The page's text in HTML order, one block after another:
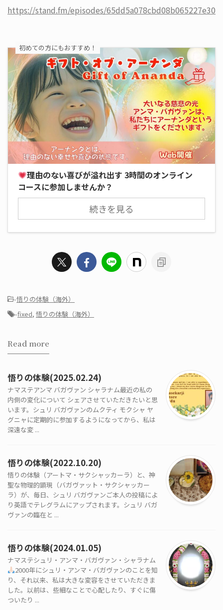
https://stand.fm/episodes/65dd5a078cbd08b065227e30
初めての方にもおすすめ！
理由のない喜びが溢れ出す 3時間のオンライン
コースに参加しませんか？
続きを見る
-悟りの体験（海外）
-fixed, 悟りの体験（海外）
Read more
悟りの体験(2025.02.24)
ナマステアンマ バガヴァン シャラナム最近の私の
内側の変化について シェアさせていただきたいと思
います。シュリ バガヴァンのムクティ モクシャ ヤ
グニャに定期的に参加するようになってから、私は
深遠な変 ...
悟りの体験(2022.10.20)
悟りの体験（アートマ・サクシャッカーラ）と、神
聖な物理的顕現（バガヴァット・サクシャッカー
ラ）が、毎日、シュリ バガヴァンご本人の投稿によ
り英語でテレグラムにアップされます。シュリ バガ
ヴァンの臨在と ...
悟りの体験(2024.01.05)
ナマステシュリ・アンマ・バガヴァン・シャラナム
2000年にシュリ・アンマ・バガヴァンのことを知
り、それ以来、私は大きな変容をさせていただきま
した。以前は、些細なことで心配したり、すぐに傷
ついたり ...